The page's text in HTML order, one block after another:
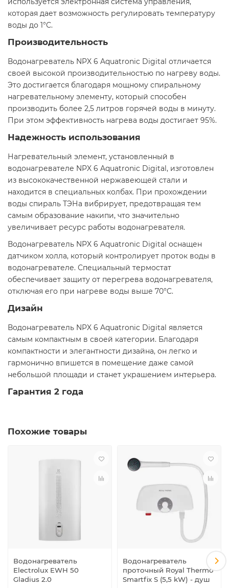
которая дает возможность регулировать температуру
воды до 1°С.
Производительность
Водонагреватель NPX 6 Aquatronic Digital отличается
своей высокой производительностью по нагреву воды.
Это достигается благодаря мощному спиральному
нагревательному элементу, который способен
производить более 2,5 литров горячей воды в минуту.
При этом эффективность нагрева воды достигает 95%.
Надежность использования
Нагревательный элемент, установленный в
водонагревателе NPX 6 Aquatronic Digital, изготовлен
из высококачественной нержавеющей стали и
находится в специальных колбах. При прохождении
воды спираль ТЭНа вибрирует, предотвращая тем
самым образование накипи, что значительно
увеличивает ресурс работы водонагревателя.
Водонагреватель NPX 6 Aquatronic Digital оснащен
датчиком холла, который контролирует проток воды в
водонагревателе. Специальный термостат
обеспечивает защиту от перегрева водонагревателя,
отключая его при нагреве воды выше 70°C.
Дизайн
Водонагреватель NPX 6 Aquatronic Digital является
самым компактным в своей категории. Благодаря
компактности и элегантности дизайна, он легко и
гармонично впишется в помещение даже самой
небольшой площади и станет украшением интерьера.
Гарантия 2 года
Похожие товары
Водонагреватель
Electrolux EWH 50
Gladius 2.0
Водонагреватель
проточный Royal Thermo
Smartfix S (5,5 kW) - душ